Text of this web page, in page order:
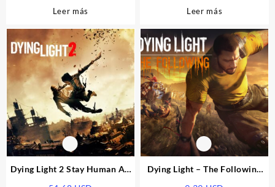
Leer más Leer más
Dying Light 2 Stay Human AR
Dying Light – The Following